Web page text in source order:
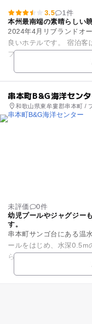
3.5
1件
本州最南端の素晴らしい
2024年4月リブランドオ
良いホテルです。 宿泊客はラウンジが無料で利用可能です。ソ
フトドリンク、ワイン、
串本町B&G海洋セン
和歌山県東牟婁郡串本町 /
未評価
0件
幼児プールやジャグジー
す。
串本町サンゴ台にある温
ールをはじめ、水深0.5m
らも屋内なので、雨の日